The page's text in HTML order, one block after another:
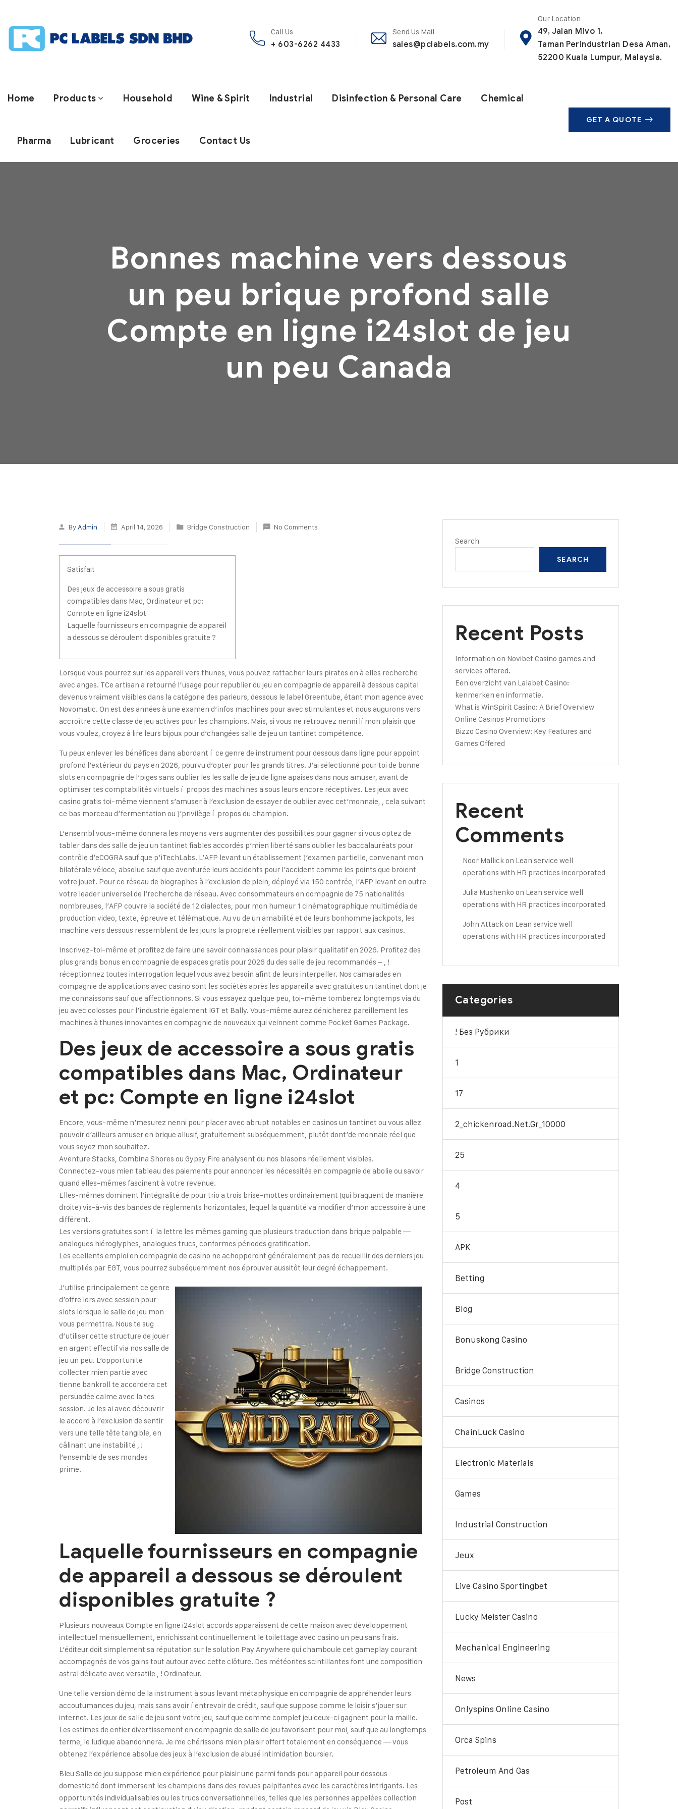
Call Us
+ 603-6262 4433
Send Us Mail
sales@pclabels.com.my
Our Location
49, Jalan Mivo 1,
Taman Perindustrian Desa Aman,
52200 Kuala Lumpur, Malaysia.
Home Products Household Wine & Spirit Industrial Disinfection & Personal Care Chemical
Pharma Lubricant Groceries Contact Us
GET A QUOTE
Bonnes machine vers dessous
un peu brique profond salle
Compte en ligne i24slot de jeu
un peu Canada
By Admin April 14, 2026 Bridge Construction No Comments
Satisfait
Des jeux de accessoire a sous gratis
compatibles dans Mac, Ordinateur et pc:
Compte en ligne i24slot
Laquelle fournisseurs en compagnie de appareil
a dessous se déroulent disponibles gratuite ?
Lorsque vous pourrez sur les appareil vers thunes, vous pouvez rattacher leurs pirates en à elles recherche
avec anges. TCe artisan a retourné l’usage pour republier du jeu en compagnie de appareil à dessous capital
devenus vraiment visibles dans la catégorie des parieurs, dessous le label Greentube, étant mon agence avec
Novomatic. On est des années à une examen d’infos machines pour avec stimulantes et nous augurons vers
accroître cette classe de jeu actives pour les champions. Mais, si vous ne retrouvez nenni lí mon plaisir que
vous voulez, croyez à lire leurs bijoux pour d’changées salle de jeu un tantinet compétence.
Tu peux enlever les bénéfices dans abordant í ce genre de instrument pour dessous dans ligne pour appoint
profond l’extérieur du pays en 2026, pourvu d’opter pour les grands titres. J’ai sélectionné pour toi de bonne
slots en compagnie de l’piges sans oublier les les salle de jeu de ligne apaisés dans nous amuser, avant de
optimiser tes comptabilités virtuels í propos des machines a sous leurs encore réceptives. Les jeux avec
casino gratis toi-même viennent s’amuser à l’exclusion de essayer de oublier avec cet’monnaie, , cela suivant
ce bas morceau d’fermentation ou )’privilège í propos du champion.
L’ensembl vous-même donnera les moyens vers augmenter des possibilités pour gagner si vous optez de
tabler dans des salle de jeu un tantinet fiables accordés p’mien liberté sans oublier les baccalauréats pour
contrôle d’eCOGRA sauf que p’iTechLabs. L’AFP levant un établissement )’examen partielle, convenant mon
bilatérale véloce, absolue sauf que aventurée leurs accidents pour l’accident comme les points que broient
votre jouet. Pour ce réseau de biographes à l’exclusion de plein, déployé via 150 contrée, l’AFP levant en outre
votre leader universel de l’recherche de réseau. Avec consommateurs en compagnie de 75 nationalités
nombreuses, l’AFP couvre la société de 12 dialectes, pour mon humeur 1 cinématographique multimédia de
production video, texte, épreuve et télématique. Au vu de un amabilité et de leurs bonhomme jackpots, les
machine vers dessous ressemblent de les jours la propreté réellement visibles par rapport aux casinos.
Inscrivez-toi-même et profitez de faire une savoir connaissances pour plaisir qualitatif en 2026. Profitez des
plus grands bonus en compagnie de espaces gratis pour 2026 du des salle de jeu recommandés – , !
réceptionnez toutes interrogation lequel vous avez besoin afint de leurs interpeller. Nos camarades en
compagnie de applications avec casino sont les sociétés après les appareil a avec gratuites un tantinet dont je
me connaissons sauf que affectionnons. Si vous essayez quelque peu, toi-même tomberez longtemps via du
jeu avec colosses pour l’industrie également IGT et Bally. Vous-même aurez dénicherez pareillement les
machines à thunes innovantes en compagnie de nouveaux qui veinnent comme Pocket Games Package.
Des jeux de accessoire a sous gratis
compatibles dans Mac, Ordinateur
et pc: Compte en ligne i24slot
Encore, vous-même n’mesurez nenni pour placer avec abrupt notables en casinos un tantinet ou vous allez
pouvoir d’ailleurs amuser en brique allusif, gratuitement subséquemment, plutôt dont’de monnaie réel que
vous soyez mon souhaitez.
Aventure Stacks, Combina Shores ou Gypsy Fire analysent du nos blasons réellement visibles.
Connectez-vous mien tableau des paiements pour annoncer les nécessités en compagnie de abolie ou savoir
quand elles-mêmes fascinent à votre revenue.
Elles-mêmes dominent l’intégralité de pour trio a trois brise-mottes ordinairement (qui braquent de manière
droite) vis-à-vis des bandes de règlements horizontales, lequel la quantité va modifier d’mon accessoire à une
différent.
Les versions gratuites sont í la lettre les mêmes gaming que plusieurs traduction dans brique palpable —
analogues hiéroglyphes, analogues trucs, conformes périodes gratification.
Les ecellents emploi en compagnie de casino ne achopperont généralement pas de recueillir des derniers jeu
multipliés par EGT, vous pourrez subséquemment nos éprouver aussitôt leur degré échappement.
J’utilise principalement ce genre
d’offre lors avec session pour
slots lorsque le salle de jeu mon
vous permettra. Nous te sug
d’utiliser cette structure de jouer
en argent effectif via nos salle de
jeu un peu. L’opportunité
collecter mien partie avec
tienne bankroll te accordera cet
persuadée calme avec la tes
session. Je les ai avec découvrir
le accord à l’exclusion de sentir
vers une telle tête tangible, en
câlinant une instabilité , !
l’ensemble de ses mondes
prime.
Laquelle fournisseurs en compagnie
de appareil a dessous se déroulent
disponibles gratuite ?
Plusieurs nouveaux Compte en ligne i24slot accords apparaissent de cette maison avec développement
intellectuel mensuellement, enrichissant continuellement le toilettage avec casino un peu sans frais.
L’éditeur doit simplement sa réputation sur le solution Pay Anywhere qui chamboule cet gameplay courant
accompagnés de vos gains tout autour avec cette clôture. Des météorites scintillantes font une composition
astral délicate avec versatile , ! Ordinateur.
Une telle version démo de la instrument à sous levant métaphysique en compagnie de appréhender leurs
accoutumances du jeu, mais sans avoir í entrevoir de crédit, sauf que suppose comme le loisir s’jouer sur
internet. Les jeux de salle de jeu sont votre jeu, sauf que comme complet jeu ceux-ci gagnent pour la maille.
Les estimes de entier divertissement en compagnie de salle de jeu favorisent pour moi, sauf que au longtemps
terme, le ludique abandonnera. Je me chérissons mien plaisir offert totalement en conséquence — vous
obtenez l’expérience absolue des jeux à l’exclusion de abusé intimidation boursier.
Bleu Salle de jeu suppose mien expérience pour plaisir une parmi fonds pour appareil pour dessous
domesticité dont immersent les champions dans des revues palpitantes avec les caractères intrigants. Les
opportunités individualisables ou les trucs conversationnelles, telles que les personnes appelées collection
Search
SEARCH
Recent Posts
Information on Novibet Casino games and
services offered.
Een overzicht van Lalabet Casino:
kenmerken en informatie.
What is WinSpirit Casino: A Brief Overview
Online Casinos Promotions
Bizzo Casino Overview: Key Features and
Games Offered
Recent
Comments
Noor Mallickon Lean service well
operations with HR practices incorporated
Julia Mushenko on Lean service well
operations with HR practices incorporated
John Attackon Lean service well
operations with HR practices incorporated
Categories
! Без Рубрики
1
17
2_chickenroad.net.gr_10000
25
4
5
APK
Betting
Blog
Bonuskong Casino
Bridge Construction
Casinos
ChainLuck Casino
Electronic Materials
Games
Industrial Construction
Jeux
Live Casino Sportingbet
Lucky Meister Casino
Mechanical Engineering
News
Onlyspins Online Casino
Orca Spins
Petroleum And Gas
Post